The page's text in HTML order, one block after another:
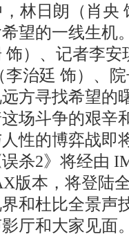
林日朗（肖央
望的一线生机
）、记者李
治廷 饰）、
方寻找希望的
场斗争的艰辛
性的博弈战即
杀2》将经由
版本，将登陆
和杜比全景声
厅和大家见面